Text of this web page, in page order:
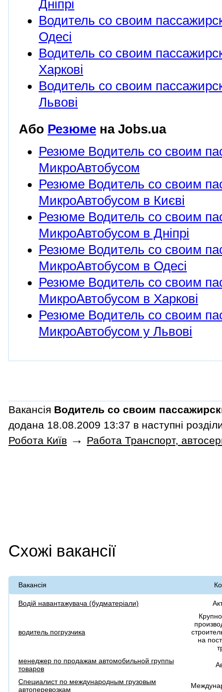
Дніпрі
Водитель со своим
Одесі
Водитель со своим
Харкові
Водитель со своим
Львові
Або Резюме на Jobs.ua
Резюме Водитель со своим
МикроАвтобусом
Резюме Водитель со своим
МикроАвтобусом в Києві
Резюме Водитель со своим
МикроАвтобусом в Дніпрі
Резюме Водитель со своим
МикроАвтобусом в Одесі
Резюме Водитель со своим
МикроАвтобусом в Харкові
Резюме Водитель со своим
МикроАвтобусом у Львові
Вакансія Водитель со своим
додана 18.08.2009 13:37 в наступні
Робота Київ → Работа Транспорт,
Схожі вакансії
Вакансія
Водій навантажувача (будматеріали)
водитель погрузчика
на
менеджер по продажам автомобильной группы
товаров
Специалист по международным грузовым
автоперевозкам